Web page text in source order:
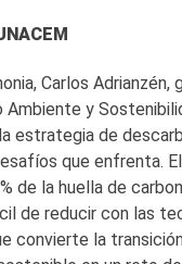
Carlos Adrianzén,
Ambiente y
estrategia de
que enfrenta.
de la huella de
de reducir con las
convierte la